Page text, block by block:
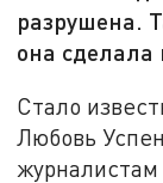
разрушена.
она сделала
Стало
Любовь